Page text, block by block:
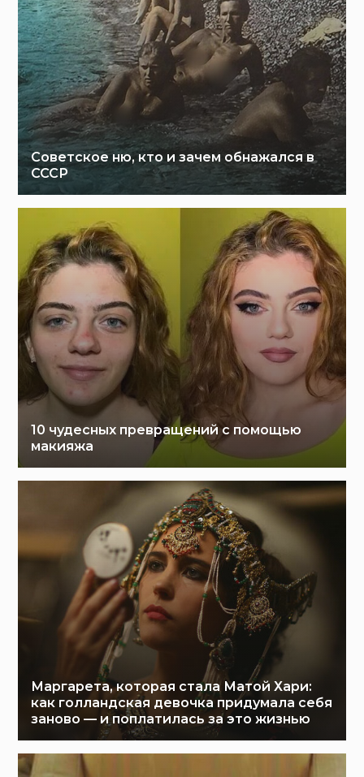
Советское ню, кто и зачем обнажался в
СССР
10 чудесных превращений с помощью
макияжа
Маргарета, которая стала Матой Хари:
как голландская девочка придумала себя
заново — и поплатилась за это жизнью